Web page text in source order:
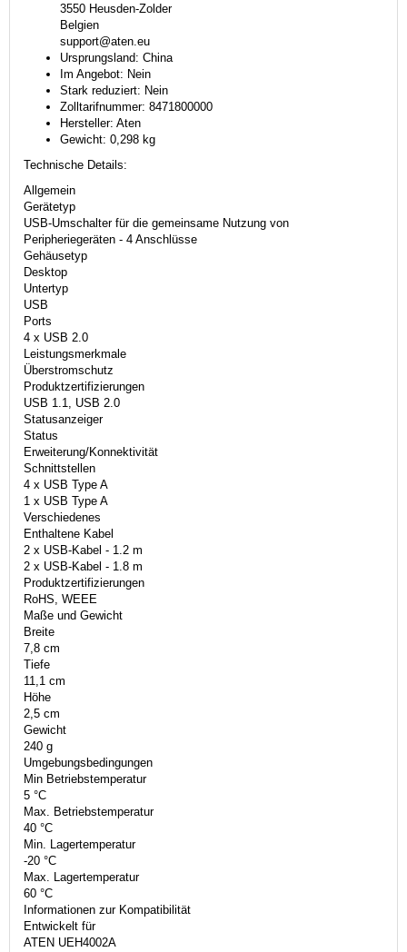
3550 Heusden-Zolder
Belgien
support@aten.eu
Ursprungsland: China
Im Angebot: Nein
Stark reduziert: Nein
Zolltarifnummer: 8471800000
Hersteller: Aten
Gewicht: 0,298 kg
Technische Details:
Allgemein
Gerätetyp
USB-Umschalter für die gemeinsame Nutzung von
Peripheriegeräten - 4 Anschlüsse
Gehäusetyp
Desktop
Untertyp
USB
Ports
4 x USB 2.0
Leistungsmerkmale
Überstromschutz
Produktzertifizierungen
USB 1.1, USB 2.0
Statusanzeiger
Status
Erweiterung/Konnektivität
Schnittstellen
4 x USB Type A
1 x USB Type A
Verschiedenes
Enthaltene Kabel
2 x USB-Kabel - 1.2 m
2 x USB-Kabel - 1.8 m
Produktzertifizierungen
RoHS, WEEE
Maße und Gewicht
Breite
7,8 cm
Tiefe
11,1 cm
Höhe
2,5 cm
Gewicht
240 g
Umgebungsbedingungen
Min Betriebstemperatur
5 °C
Max. Betriebstemperatur
40 °C
Min. Lagertemperatur
-20 °C
Max. Lagertemperatur
60 °C
Informationen zur Kompatibilität
Entwickelt für
ATEN UEH4002A